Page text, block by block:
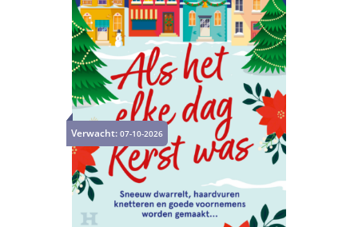
Verwacht: 07-10-2026